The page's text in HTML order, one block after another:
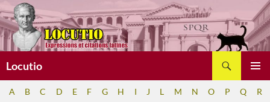
Aller
au
contenu
Locutio
A B C D E F G H I J L M N O P Q R